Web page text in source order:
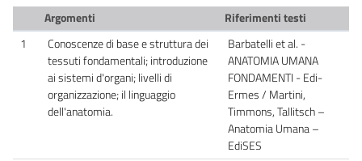
Argomenti
Riferimenti testi
1
Conoscenze di base e struttura dei
tessuti fondamentali; introduzione
ai sistemi d'organi; livelli di
organizzazione; il linguaggio
dell'anatomia.
Barbatelli et al. -
ANATOMIA UMANA
FONDAMENTI - Edi-
Ermes / Martini,
Timmons, Tallitsch –
Anatomia Umana –
EdiSES